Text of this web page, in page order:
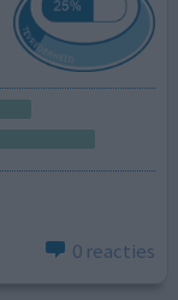
0 reacties